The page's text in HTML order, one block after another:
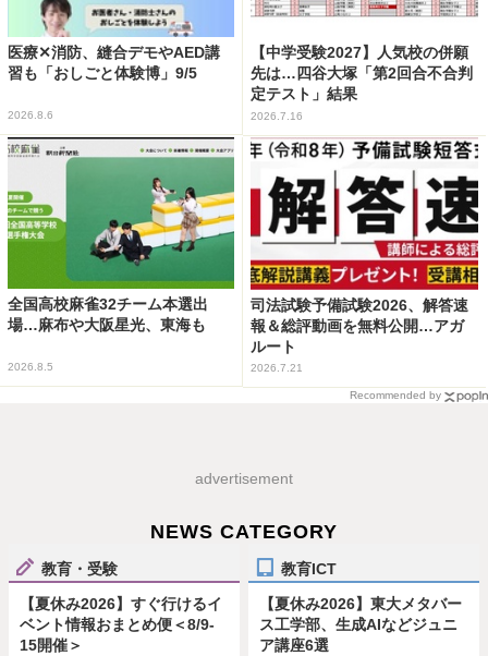
医療✕消防、縫合デモやAED講
習も「おしごと体験博」9/5
2026.8.6
【中学受験2027】人気校の併願
先は…四谷大塚「第2回合不合判
定テスト」結果
2026.7.16
全国高校麻雀32チーム本選出
場…麻布や大阪星光、東海も
2026.8.5
司法試験予備試験2026、解答速
報＆総評動画を無料公開…アガ
ルート
2026.7.21
Recommended by
advertisement
NEWS CATEGORY
教育・受験
【夏休み2026】すぐ行けるイ
ベント情報おまとめ便＜8/9-
15開催＞
教育ICT
【夏休み2026】東大メタバー
ス工学部、生成AIなどジュニ
ア講座6選